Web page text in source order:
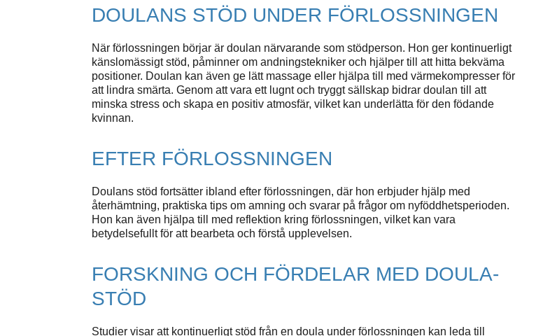
DOULANS STÖD UNDER FÖRLOSSNINGEN
När förlossningen börjar är doulan närvarande som stödperson. Hon ger kontinuerligt
känslomässigt stöd, påminner om andningstekniker och hjälper till att hitta bekväma
positioner. Doulan kan även ge lätt massage eller hjälpa till med värmekompresser för
att lindra smärta. Genom att vara ett lugnt och tryggt sällskap bidrar doulan till att
minska stress och skapa en positiv atmosfär, vilket kan underlätta för den födande
kvinnan.
EFTER FÖRLOSSNINGEN
Doulans stöd fortsätter ibland efter förlossningen, där hon erbjuder hjälp med
återhämtning, praktiska tips om amning och svarar på frågor om nyföddhetsperioden.
Hon kan även hjälpa till med reflektion kring förlossningen, vilket kan vara
betydelsefullt för att bearbeta och förstå upplevelsen.
FORSKNING OCH FÖRDELAR MED DOULA-
STÖD
Studier visar att kontinuerligt stöd från en doula under förlossningen kan leda till